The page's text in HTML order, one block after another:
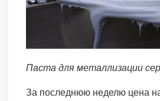
Паста для металлизации
За последнюю неделю цена